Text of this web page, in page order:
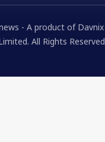
- A product of Davnix
All Rights Reserved